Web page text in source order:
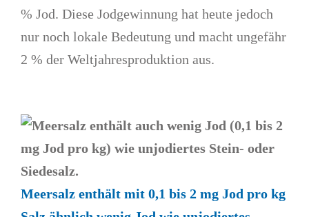
% Jod. Diese Jodgewinnung hat heute jedoch
nur noch lokale Bedeutung und macht ungefähr
2 % der Weltjahresproduktion aus.
Meersalz enthält mit 0,1 bis 2 mg Jod pro kg